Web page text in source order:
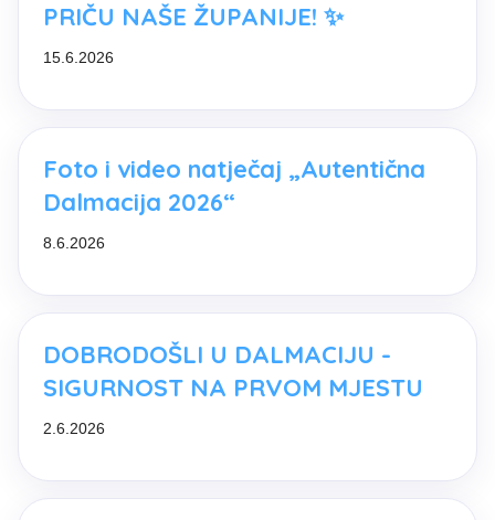
PRIČU NAŠE ŽUPANIJE! ✨
15.6.2026
Foto i video natječaj „Autentična
Dalmacija 2026“
8.6.2026
DOBRODOŠLI U DALMACIJU -
SIGURNOST NA PRVOM MJESTU
2.6.2026